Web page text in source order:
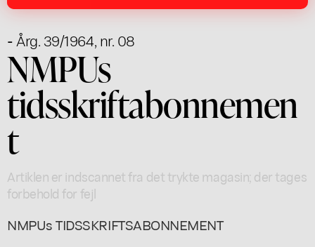
- Årg. 39/1964, nr. 08
NMPUs
tidsskriftabonnemen
t
Artiklen er indscannet fra det trykte magasin; der tages
forbehold for fejl
NMPUs TIDSSKRIFTSABONNEMENT